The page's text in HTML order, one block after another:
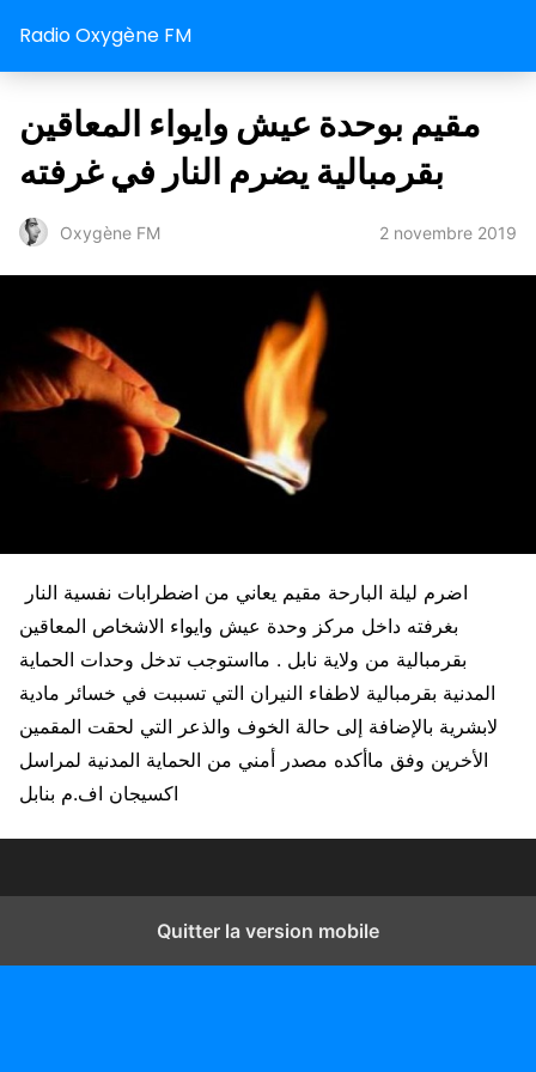
Radio Oxygène FM
مقيم بوحدة عيش وايواء المعاقين
بقرمبالية يضرم النار في غرفته
Oxygène FM 2 novembre 2019
بغرفته داخل مركز وحدة عيش وايواء الاشخاص المعاقين
بقرمبالية من ولاية نابل . مااستوجب تدخل وحدات الحماية
المدنية بقرمبالية لاطفاء النيران التي تسببت في خسائر مادية
لابشرية بالإضافة إلى حالة الخوف والذعر التي لحقت المقمين
الأخرين وفق ماأكده مصدر أمني من الحماية المدنية لمراسل
اكسيجان اف.م بنابل
Quitter la version mobile